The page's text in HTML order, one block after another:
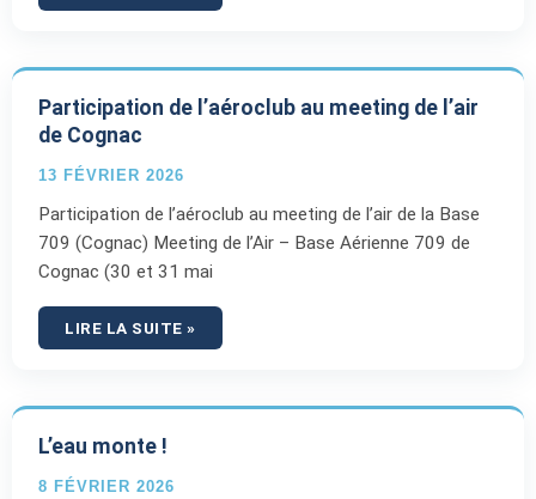
Participation de l’aéroclub au meeting de l’air
de Cognac
13 FÉVRIER 2026
Participation de l’aéroclub au meeting de l’air de la Base
709 (Cognac) Meeting de l’Air – Base Aérienne 709 de
Cognac (30 et 31 mai
LIRE LA SUITE »
L’eau monte !
8 FÉVRIER 2026